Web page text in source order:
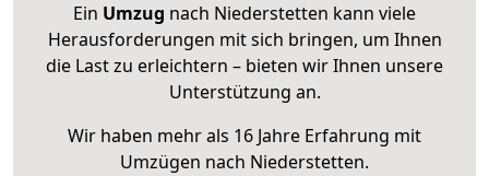
Ein Umzug nach Niederstetten kann viele
Herausforderungen mit sich bringen, um Ihnen
die Last zu erleichtern – bieten wir Ihnen unsere
Unterstützung an.
Wir haben mehr als 16 Jahre Erfahrung mit
Umzügen nach Niederstetten.